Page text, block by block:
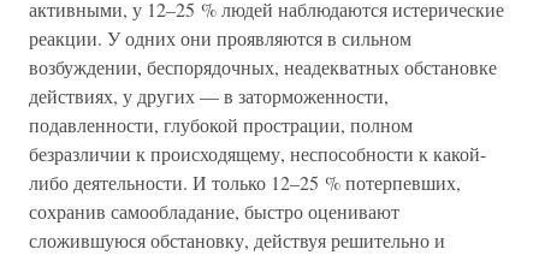
активными, у 12–25 % людей наблюдаются истерические
реакции. У одних они проявляются в сильном
возбуждении, беспорядочных, неадекватных обстановке
действиях, у других — в заторможенности,
подавленности, глубокой прострации, полном
безразличии к происходящему, неспособности к какой-
либо деятельности. И только 12–25 % потерпевших,
сохранив самообладание, быстро оценивают
сложившуюся обстановку, действуя решительно и